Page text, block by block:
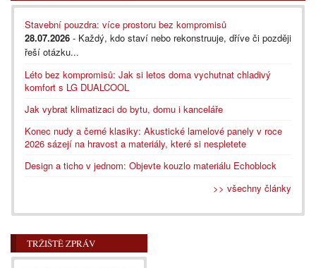
Stavební pouzdra: více prostoru bez kompromisů
28.07.2026 - Každý, kdo staví nebo rekonstruuje, dříve či později
řeší otázku...
Léto bez kompromisů: Jak si letos doma vychutnat chladivý
komfort s LG DUALCOOL
Jak vybrat klimatizaci do bytu, domu i kanceláře
Konec nudy a černé klasiky: Akustické lamelové panely v roce
2026 sázejí na hravost a materiály, které si nespletete
Design a ticho v jednom: Objevte kouzlo materiálu Echoblock
>> všechny články
TRŽIŠTĚ ZPRÁV